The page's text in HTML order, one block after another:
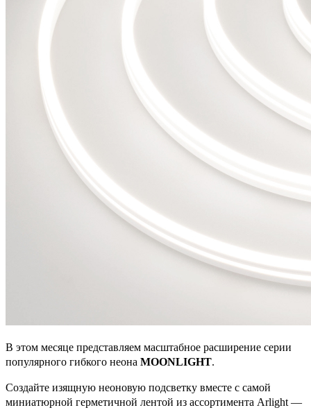
В этом месяце представляем масштабное расширение серии
популярного гибкого неона MOONLIGHT.
Создайте изящную неоновую подсветку вместе с самой
миниатюрной герметичной лентой из ассортимента Arlight —